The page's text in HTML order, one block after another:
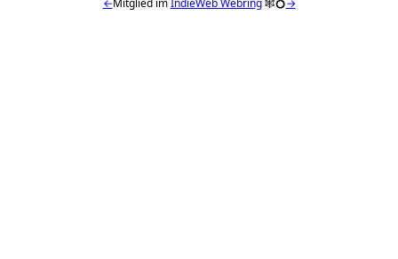
←Mitglied imIndieWeb Webring🕸💍→